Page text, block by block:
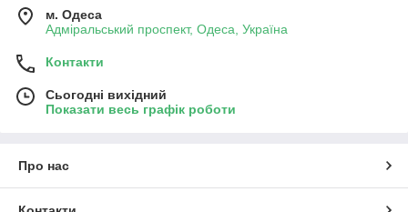
м. Одеса
Адміральський проспект, Одеса, Україна
Контакти
Сьогодні вихідний
Показати весь графік роботи
Про нас